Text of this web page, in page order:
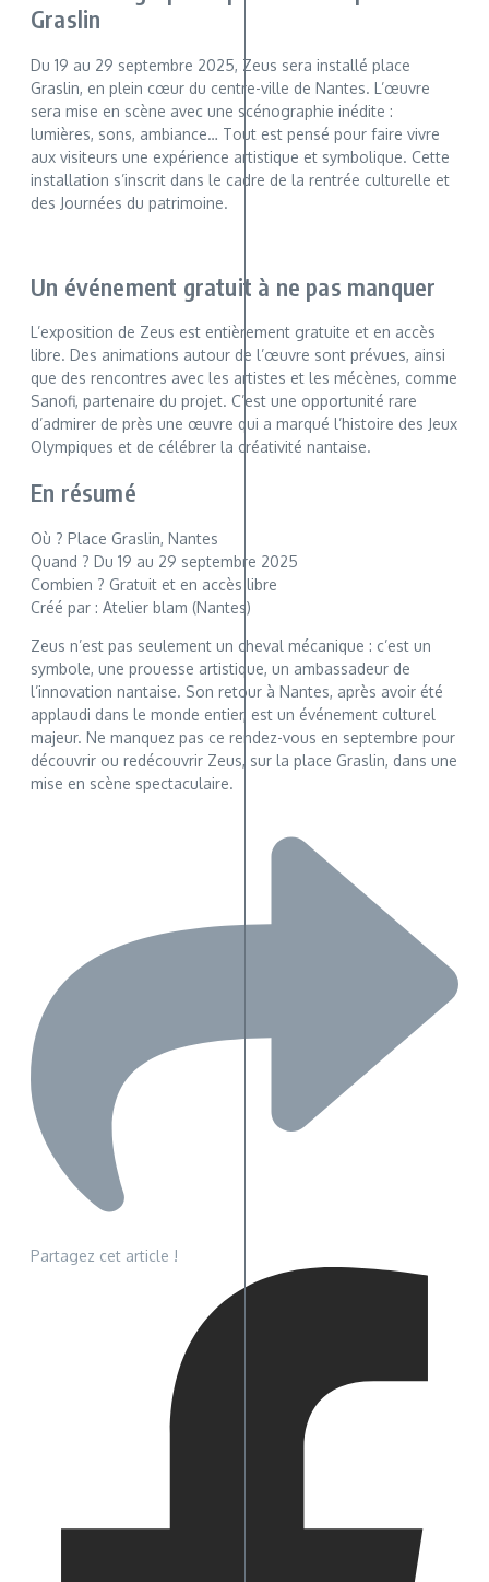
Graslin
Du 19 au 29 septembre 2025, Zeus sera installé place
Graslin, en plein cœur du centre-ville de Nantes. L’œuvre
sera mise en scène avec une scénographie inédite :
lumières, sons, ambiance… Tout est pensé pour faire vivre
aux visiteurs une expérience artistique et symbolique. Cette
installation s’inscrit dans le cadre de la rentrée culturelle et
des Journées du patrimoine.
Un événement gratuit à ne pas manquer
L’exposition de Zeus est entièrement gratuite et en accès
libre. Des animations autour de l’œuvre sont prévues, ainsi
que des rencontres avec les artistes et les mécènes, comme
Sanofi, partenaire du projet. C’est une opportunité rare
d’admirer de près une œuvre qui a marqué l’histoire des Jeux
Olympiques et de célébrer la créativité nantaise.
En résumé
Où ? Place Graslin, Nantes
Quand ? Du 19 au 29 septembre 2025
Combien ? Gratuit et en accès libre
Créé par : Atelier blam (Nantes)
Zeus n’est pas seulement un cheval mécanique : c’est un
symbole, une prouesse artistique, un ambassadeur de
l’innovation nantaise. Son retour à Nantes, après avoir été
applaudi dans le monde entier, est un événement culturel
majeur. Ne manquez pas ce rendez-vous en septembre pour
découvrir ou redécouvrir Zeus, sur la place Graslin, dans une
mise en scène spectaculaire.
Partagez cet article !